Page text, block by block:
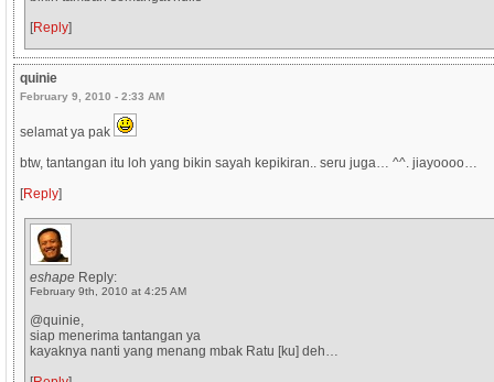
[Reply]
quinie
February 9, 2010 - 2:33 AM
selamat ya pak
btw, tantangan itu loh yang bikin sayah kepikiran.. seru juga… ^^. jiayoooo…
[Reply]
eshape Reply:
February 9th, 2010 at 4:25 AM
@quinie,
siap menerima tantangan ya
kayaknya nanti yang menang mbak Ratu [ku] deh…